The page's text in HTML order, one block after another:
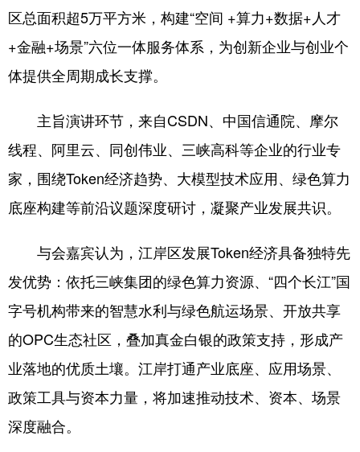
区总面积超5万平方米，构建“空间 +算力+数据+人才
+金融+场景”六位一体服务体系，为创新企业与创业个
体提供全周期成长支撑。
主旨演讲环节，来自CSDN、中国信通院、摩尔
线程、阿里云、同创伟业、三峡高科等企业的行业专
家，围绕Token经济趋势、大模型技术应用、绿色算力
底座构建等前沿议题深度研讨，凝聚产业发展共识。
与会嘉宾认为，江岸区发展Token经济具备独特先
发优势：依托三峡集团的绿色算力资源、“四个长江”国
字号机构带来的智慧水利与绿色航运场景、开放共享
的OPC生态社区，叠加真金白银的政策支持，形成产
业落地的优质土壤。江岸打通产业底座、应用场景、
政策工具与资本力量，将加速推动技术、资本、场景
深度融合。